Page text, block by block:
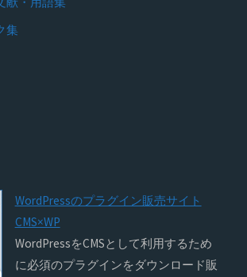
集
WordPressのプラグイン販売サイト
CMS×WP
WordPressをCMSとして利用するため
に必須のプラグインをダウンロード販